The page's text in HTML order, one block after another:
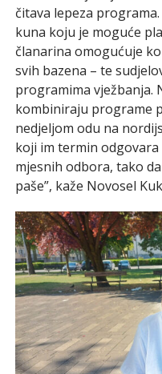
čitava lepeza
kuna koju je moguće
članarina omogućuje
svih bazena – te
programima vježbanja.
kombiniraju programe
nedjeljom odu na
koji im termin
mjesnih odbora, tako
paše”, kaže Novosel